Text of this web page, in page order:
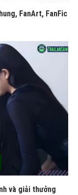
FanArt, FanFic
và giải thưởng